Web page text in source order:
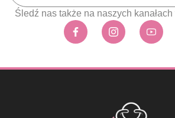
Śledź nas także na naszych